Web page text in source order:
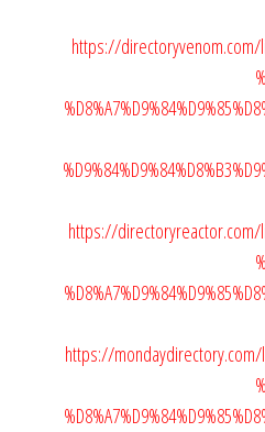
https://directoryvenom.com/
https://directoryreactor.com/
https://mondaydirectory.com/